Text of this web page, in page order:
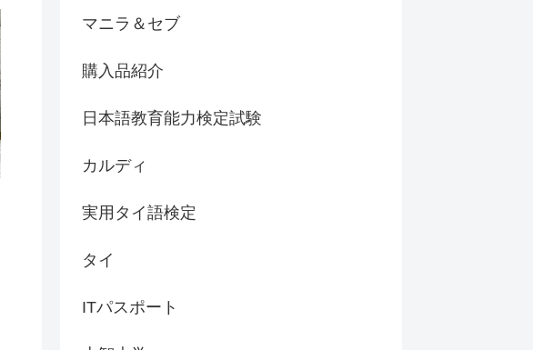
マニラ＆セブ
購入品紹介
日本語教育能力検定試験
カルディ
実用タイ語検定
タイ
ITパスポート